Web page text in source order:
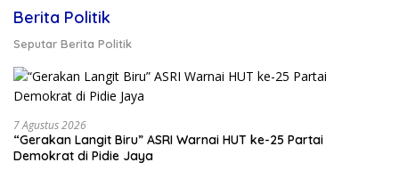
Berita Politik
Seputar Berita Politik
7 Agustus 2026
“Gerakan Langit Biru” ASRI Warnai HUT ke-25 Partai
Demokrat di Pidie Jaya